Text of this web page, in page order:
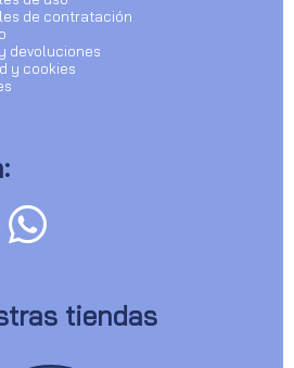
de contratación
devoluciones
y cookies
tiendas